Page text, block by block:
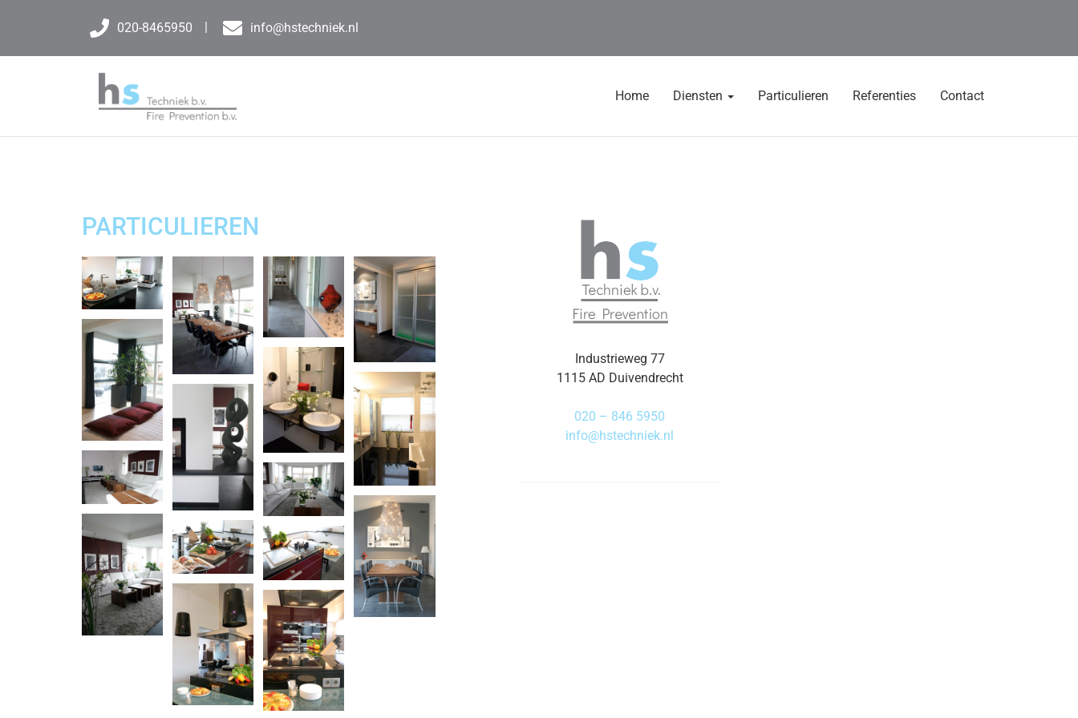
020-8465950 info@hstechniek.nl
Home Diensten Particulieren Referenties Contact
PARTICULIEREN
Industrieweg 77
1115 AD Duivendrecht
020 – 846 5950
info@hstechniek.nl